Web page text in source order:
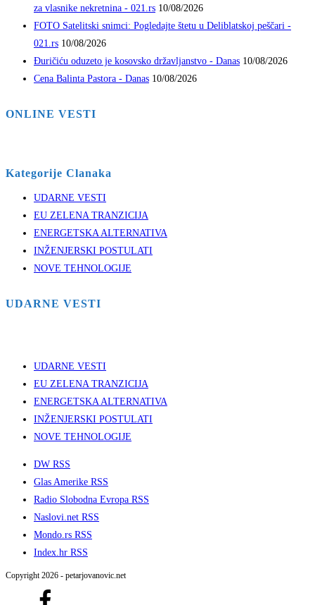
za vlasnike nekretnina - 021.rs 10/08/2026
FOTO Satelitski snimci: Pogledajte štetu u Deliblatskoj peščari -
021.rs 10/08/2026
Đuričiću oduzeto je kosovsko državljanstvo - Danas 10/08/2026
Cena Balinta Pastora - Danas 10/08/2026
ONLINE VESTI
Kategorije Clanaka
UDARNE VESTI
EU ZELENA TRANZICIJA
ENERGETSKA ALTERNATIVA
INŽENJERSKI POSTULATI
NOVE TEHNOLOGIJE
UDARNE VESTI
UDARNE VESTI
EU ZELENA TRANZICIJA
ENERGETSKA ALTERNATIVA
INŽENJERSKI POSTULATI
NOVE TEHNOLOGIJE
DW RSS
Glas Amerike RSS
Radio Slobodna Evropa RSS
Naslovi.net RSS
Mondo.rs RSS
Index.hr RSS
Copyright 2026 - petarjovanovic.net